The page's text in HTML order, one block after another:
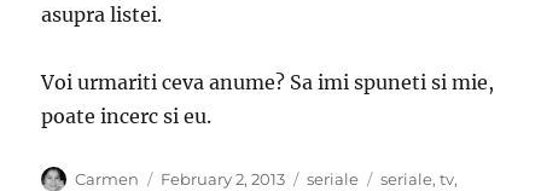
asupra listei.
Voi urmariti ceva anume? Sa imi spuneti si mie,
poate incerc si eu.
Author
Carmen
Posted
February 2, 2013 Categories
seriale Tags
seriale,tv,